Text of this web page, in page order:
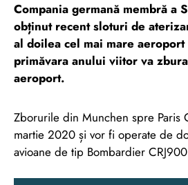
Compania germană membră a
obținut recent sloturi de
al doilea cel mai mare
primăvara anului viitor va
aeroport.
Zborurile din Munchen spre Paris
martie 2020 și vor fi operate de
avioane de tip Bombardier